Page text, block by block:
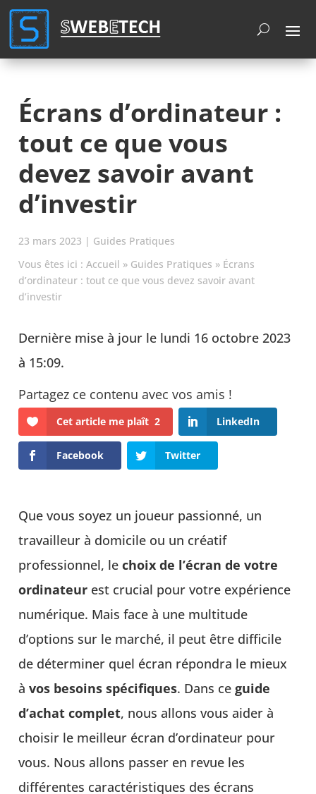
Écrans d’ordinateur :
tout ce que vous
devez savoir avant
d’investir
23 mars 2023 | Guides Pratiques
Vous êtes ici :Accueil » Guides Pratiques » Écrans
d’ordinateur : tout ce que vous devez savoir avant
d’investir
Dernière mise à jour le lundi 16 octobre 2023
à 15:09.
Cet article me plaît 2 LinkedIn
Facebook Twitter
Que vous soyez un joueur passionné, un
travailleur à domicile ou un créatif
professionnel, lechoix de l’écran de votre
ordinateur est crucial pour votre expérience
numérique. Mais face à une multitude
d’options sur le marché, il peut être difficile
de déterminer quel écran répondra le mieux
àvos besoins spécifiques. Dans ceguide
d’achat complet, nous allons vous aider à
choisir le meilleur écran d’ordinateur pour
vous. Nous allons passer en revue les
différentes caractéristiques des écrans
Cookies management panel